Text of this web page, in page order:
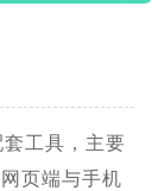
工具，主要
页端与手机